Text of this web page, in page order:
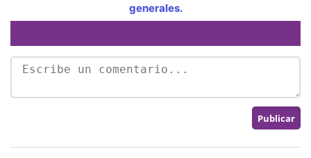
generales.